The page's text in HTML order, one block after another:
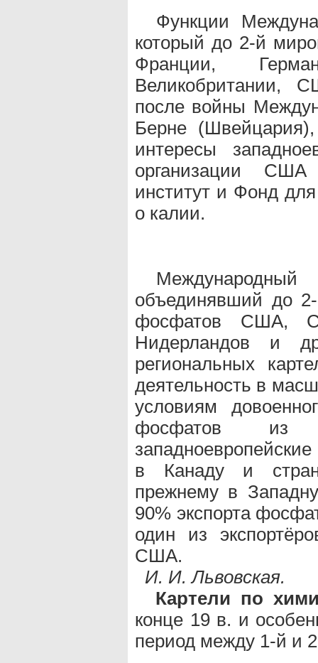
Функции
который до 2-й
Франции,
Великобритании,
после войны
Берне
интересы
организации
институт и Фонд
о калии.
объединявший до
фосфатов США,
Нидерландов и
региональных
деятельность в
условиям
фосфатов
в Канаду и
прежнему в
90% экспорта
один из
США.
И. И. Львовская.
Картели по
конце 19 в. и
период между 1-й и